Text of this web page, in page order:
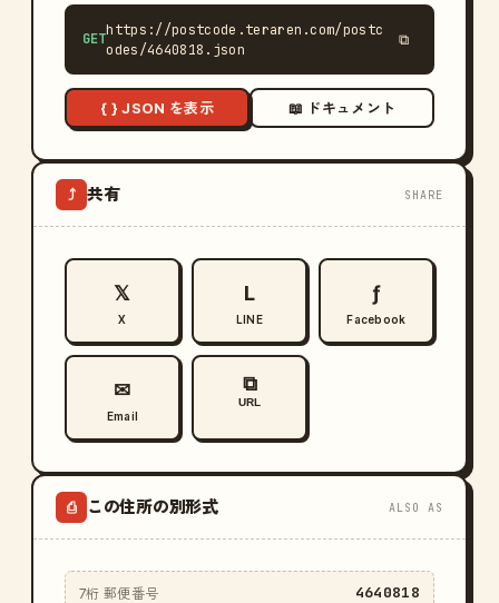
GET
https://postcode.teraren.com/postc
odes/4640818.json
⧉
{ } JSON を表示 📖 ドキュメント
⤴ 共有 SHARE
𝕏
X
L
LINE
ƒ
Facebook
✉
Email
⧉
URL
⎙ この住所の別形式 ALSO AS
7桁 郵便番号 4640818